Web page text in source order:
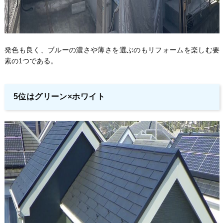
発色も良く、ブルーの濃さや薄さを選ぶのもリフォームを楽しむ要
素の1つである。
5位はグリーン×ホワイト